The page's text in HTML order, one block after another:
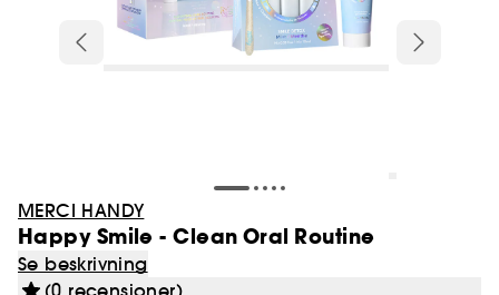
MERCI HANDY
Happy Smile - Clean Oral Routine
Se beskrivning
(0 recensioner)